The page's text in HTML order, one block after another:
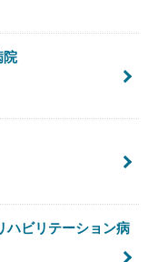
院
ハビリテーション病